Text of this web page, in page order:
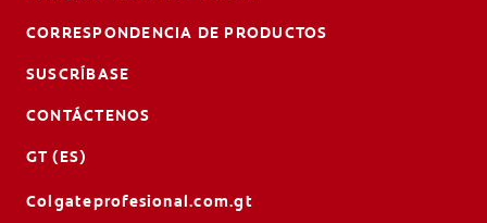
CORRESPONDENCIA DE PRODUCTOS
SUSCRÍBASE
CONTÁCTENOS
GT (ES)
Colgateprofesional.com.gt